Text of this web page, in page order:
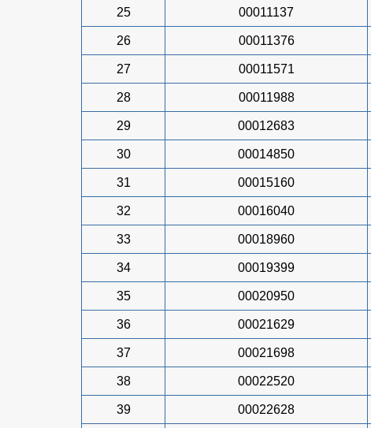
25 00011137
26 00011376
27 00011571
28 00011988
29 00012683
30 00014850
31 00015160
32 00016040
33 00018960
34 00019399
35 00020950
36 00021629
37 00021698
38 00022520
39 00022628